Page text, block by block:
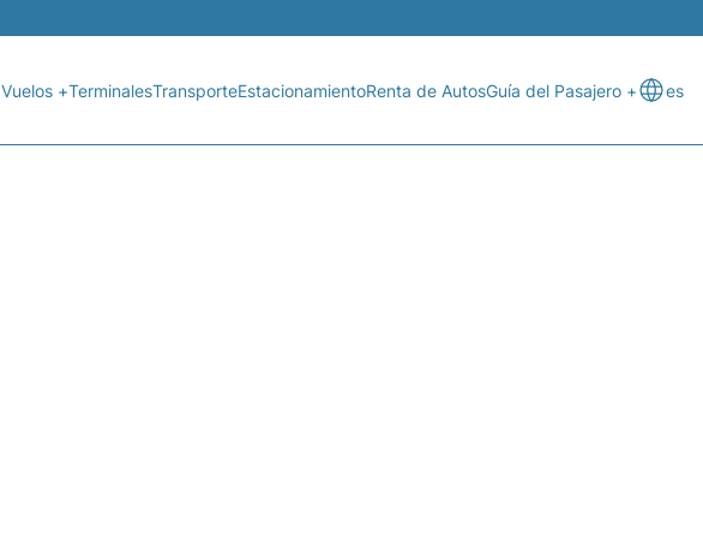
Vuelos +TerminalesTransporteEstacionamientoRenta de AutosGuía del Pasajero + es